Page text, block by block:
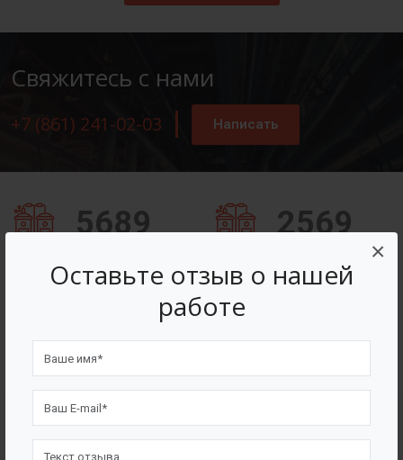
Оставьте отзыв о нашей
работе
×
Свяжитесь с нами
+7 (861) 241-02-03 Написать
5689 2569
Счастливых клиентов
Сертификаты